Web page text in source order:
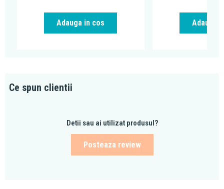
Adauga in cos Adauga
Ce spun clientii
Detii sau ai utilizat produsul?
Posteaza review